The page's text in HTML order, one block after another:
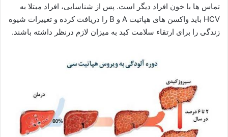
تماس ها با خون افراد دیگر است. پس از شناسایی، افراد مبتلا به
HCV باید واکسن های هپاتیت A و B را دریافت کرده و تغییرات شیوه
زندگی را برای ارتقاء سلامت کبد به میزان لازم درنظر داشته باشند.